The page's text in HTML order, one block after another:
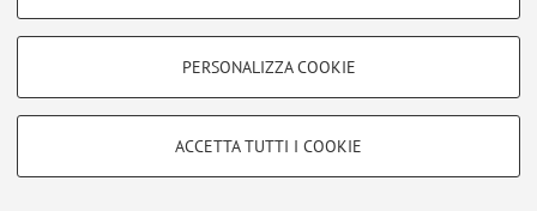
COOKIE TECNICI - NECESSARI
Si tratta di cookie tecnici utilizzati, a titolo esemplificativo, per il corretto
PERSONALIZZA COOKIE
ACCETTA TUTTI I COOKIE